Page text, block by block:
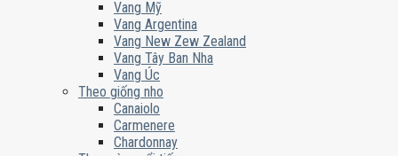
Vang Mỹ
Vang Argentina
Vang New Zew Zealand
Vang Tây Ban Nha
Vang Úc
Theo giống nho
Canaiolo
Carmenere
Chardonnay